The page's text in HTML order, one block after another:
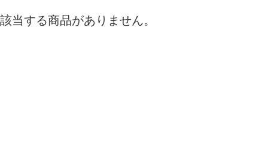
該当する商品がありません。